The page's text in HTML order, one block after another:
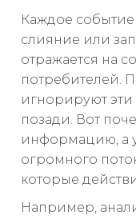
Каждое
слияние или
отражается на
потребителей.
игнорируют эти
позади. Вот
информацию, а
огромного
которые
Например,